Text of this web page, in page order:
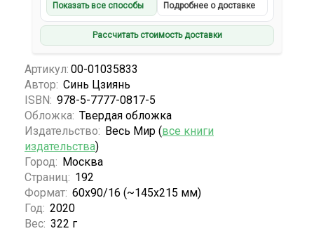
Показать все способы Подробнее о доставке
Рассчитать стоимость доставки
Артикул: 00-01035833
Автор: Синь Цзиянь
ISBN: 978-5-7777-0817-5
Обложка: Твердая обложка
Издательство: Весь Мир (все книги
издательства)
Город: Москва
Страниц: 192
Формат: 60x90/16 (~145х215 мм)
Год: 2020
Вес: 322 г